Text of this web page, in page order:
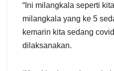
“Ini milangkala seperti
milangkala yang ke 5
kemarin kita sedang
dilaksanakan.